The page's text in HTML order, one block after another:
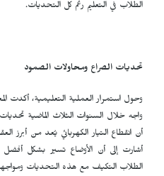
الطلاب في التعليم رغم كل التحديات.
تحديات الصراع ومحاولات الصمود
وحول استمرار العملية التعليمية، أكدت
واجه خلال السنوات الثلاث الماضية
أن انقطاع التيار الكهربائي يُعد من أبرز
أشارت إلى أن الأوضاع تسير بشكل أفضل
الطلاب التكيف مع هذه التحديات